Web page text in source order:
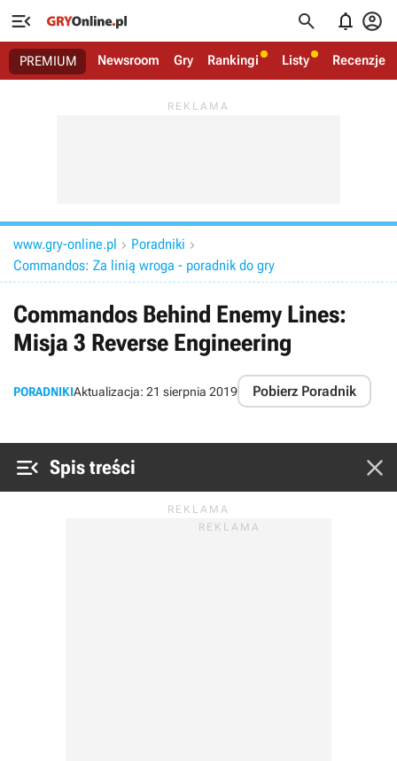
   
PREMIUM Newsroom Gry Rankingi Listy Recenzje
www.gry-online.pl  Poradniki 
Commandos: Za linią wroga - poradnik do gry
Commandos Behind Enemy Lines:
Misja 3 Reverse Engineering
PORADNIKIAktualizacja: 21 sierpnia 2019 Pobierz Poradnik
 Spis treści 